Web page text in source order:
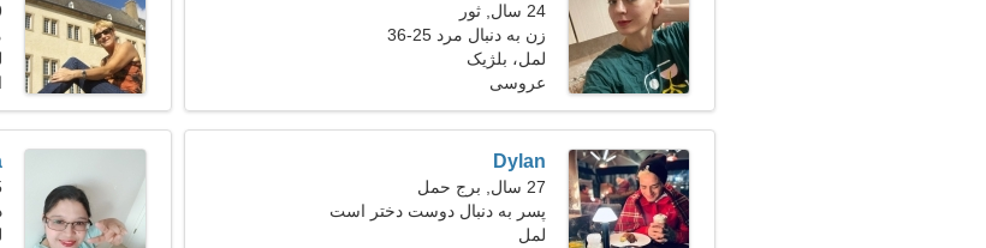
24 سال, ثور
زن به دنبال مرد 25-36
لمل، بلژیک
عروسی
Dylan
27 سال, برج حمل
پسر به دنبال دوست دختر است
لمل